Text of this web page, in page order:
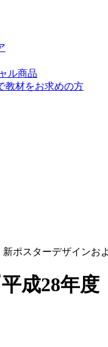
ル商品
教材をお求めの方
ポスターデザインお
成28年